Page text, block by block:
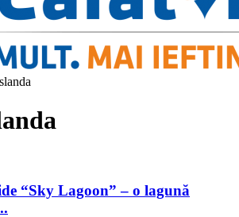
“Sky Lagoon” – o lagună